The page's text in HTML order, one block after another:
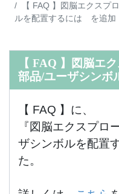
【 FAQ 】図脳エクスプ
ルを配置するには を追加
【 FAQ 】図脳エ
部品/ユーザシン
【 FAQ 】に、
『図脳エクスプロ
ザシンボルを配置
た。